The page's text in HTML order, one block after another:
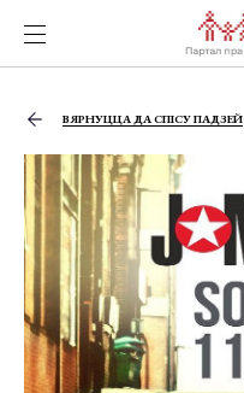
ВЯРНУЦЦА ДА СПІСУ ПАДЗЕЙ